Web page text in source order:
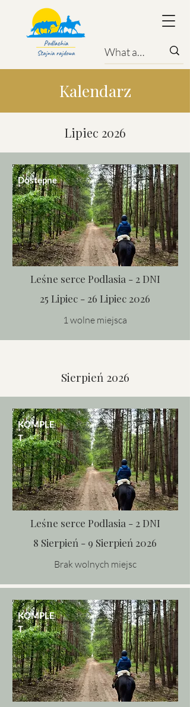
Kalendarz
Lipiec 2026
Dostępne
Leśne serce Podlasia - 2 DNI
25 Lipiec - 26 Lipiec 2026
1 wolne miejsca
Sierpień 2026
KOMPLE
T
Leśne serce Podlasia - 2 DNI
8 Sierpień - 9 Sierpień 2026
Brak wolnych miejsc
KOMPLE
T